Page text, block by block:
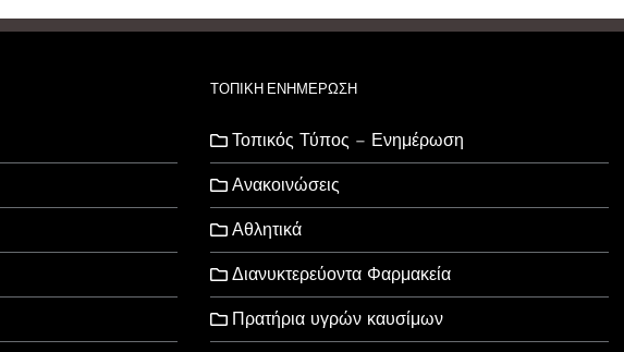
ΤΟΠΙΚΗ ΕΝΗΜΕΡΩΣΗ
Τοπικός Τύπος – Ενημέρωση
Ανακοινώσεις
Αθλητικά
Διανυκτερεύοντα Φαρμακεία
Πρατήρια υγρών καυσίμων